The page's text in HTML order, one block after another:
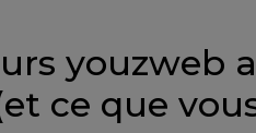
youzweb
ce que